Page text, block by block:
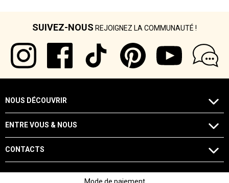
SUIVEZ-NOUS REJOIGNEZ LA COMMUNAUTÉ !
NOUS DÉCOUVRIR
ENTRE VOUS & NOUS
CONTACTS